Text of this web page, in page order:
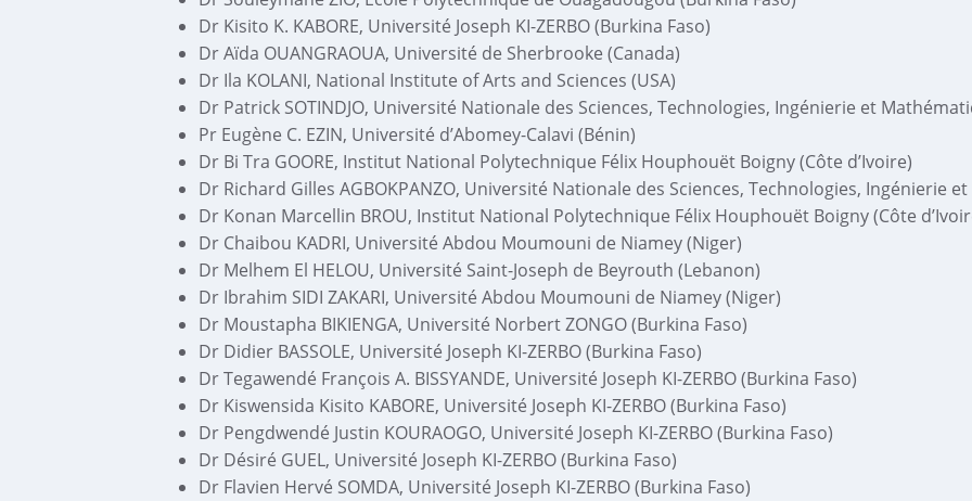
Dr Kisito K. KABORE, Université Joseph KI-ZERBO (Burkina Faso)
Dr Aïda OUANGRAOUA, Université de Sherbrooke (Canada)
Dr Ila KOLANI, National Institute of Arts and Sciences (USA)
Dr Patrick SOTINDJO, Université Nationale des Sciences, Technologies, Ingénierie et
Pr Eugène C. EZIN, Université d’Abomey-Calavi (Bénin)
Dr Bi Tra GOORE, Institut National Polytechnique Félix Houphouët Boigny (Côte d’Ivoire)
Dr Richard Gilles AGBOKPANZO, Université Nationale des Sciences, Technologies, Ingénierie
Dr Konan Marcellin BROU, Institut National Polytechnique Félix Houphouët Boigny (Côte
Dr Chaibou KADRI, Université Abdou Moumouni de Niamey (Niger)
Dr Melhem El HELOU, Université Saint-Joseph de Beyrouth (Lebanon)
Dr Ibrahim SIDI ZAKARI, Université Abdou Moumouni de Niamey (Niger)
Dr Moustapha BIKIENGA, Université Norbert ZONGO (Burkina Faso)
Dr Didier BASSOLE, Université Joseph KI-ZERBO (Burkina Faso)
Dr Tegawendé François A. BISSYANDE, Université Joseph KI-ZERBO (Burkina Faso)
Dr Kiswensida Kisito KABORE, Université Joseph KI-ZERBO (Burkina Faso)
Dr Pengdwendé Justin KOURAOGO, Université Joseph KI-ZERBO (Burkina Faso)
Dr Désiré GUEL, Université Joseph KI-ZERBO (Burkina Faso)
Dr Flavien Hervé SOMDA, Université Joseph KI-ZERBO (Burkina Faso)